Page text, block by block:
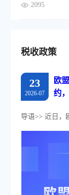
2095
税收政策
23
2026-07
欧
约
导语>> 近日，